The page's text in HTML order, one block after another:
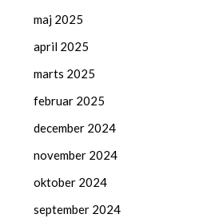
maj 2025
april 2025
marts 2025
februar 2025
december 2024
november 2024
oktober 2024
september 2024